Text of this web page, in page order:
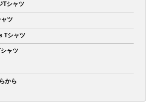
Tシャツ
ャツ
Tシャツ
ャツ
から